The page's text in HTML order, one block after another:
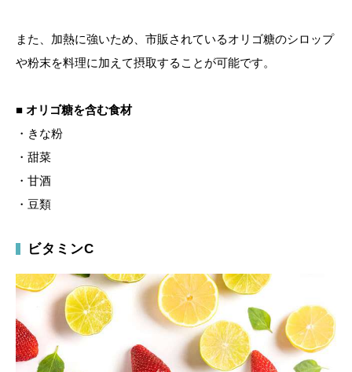
また、加熱に強いため、市販されているオリゴ糖のシロップ
や粉末を料理に加えて摂取することが可能です。
■ オリゴ糖を含む食材
・きな粉
・甜菜
・甘酒
・豆類
ビタミンC